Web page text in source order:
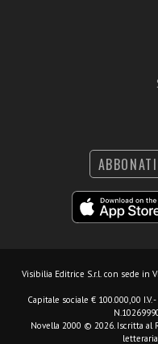
ABBONATI
Visibilia Editrice S.r.l. con sede in
Capitale sociale € 100.000,00 I.V.
Novella 2000 © 2026. Iscritta